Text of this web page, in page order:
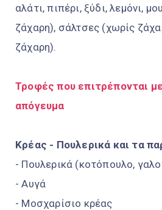
αλάτι, πιπέρι, ξύδι, λεμόνι,
ζάχαρη), σάλτσες (χωρίς
ζάχαρη).
Τροφές που επιτρέπονται
απόγευμα
Κρέας - Πουλερικά και τα
- Πουλερικά (κοτόπουλο,
- Αυγά
- Μοσχαρίσιο κρέας